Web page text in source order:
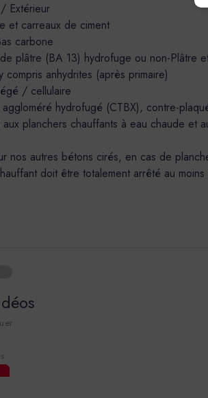
Extérieur
et carreaux de ciment
carbone
plâtre (BA 13) hydrofuge ou non-Plâtre
compris anhydrites (après primaire)
/ cellulaire
hydrofugé (CTBX), contre-
aux planchers chauffants à eau chaude et
nos autres bétons cirés, en cas de
doit être totalement arrêté au